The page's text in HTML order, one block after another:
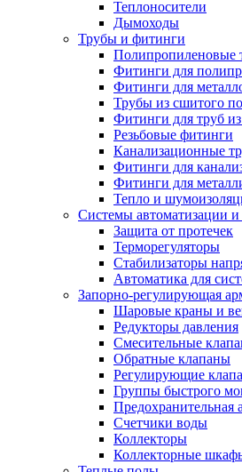
Теплоносители
Дымоходы
Трубы и фитинги
Полипропиленовые
Фитинги для
Фитинги для
Трубы из сшитого
Фитинги для труб
Резьбовые фитинги
Канализационные
Фитинги для
Фитинги для
Тепло и
Системы автоматизации
Защита от протечек
Терморегуляторы
Стабилизаторы
Автоматика для
Запорно-регулирующая
Шаровые краны и
Редукторы давления
Смесительные
Обратные клапаны
Регулирующие
Группы быстрого
Предохранительная
Счетчики воды
Коллекторы
Коллекторные